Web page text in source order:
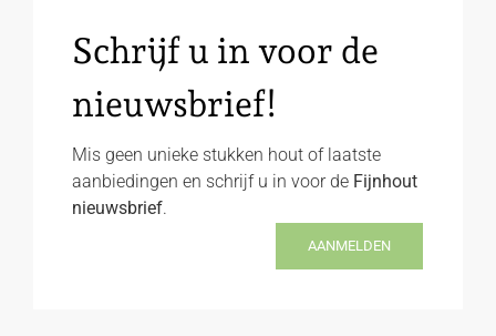
Schrijf u in voor de
nieuwsbrief!
Mis geen unieke stukken hout of laatste
aanbiedingen en schrijf u in voor de Fijnhout
nieuwsbrief.
AANMELDEN